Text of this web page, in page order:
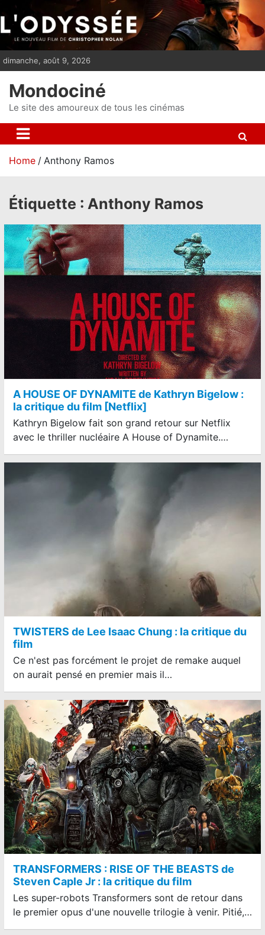
i
p
t
n
t
dimanche, août 9, 2026
Mondociné
Le site des amoureux de tous les cinémas
Home Anthony Ramos
Étiquette : Anthony Ramos
A HOUSE OF DYNAMITE de Kathryn Bigelow :
la critique du film [Netflix]
Kathryn Bigelow fait son grand retour sur Netflix
avec le thriller nucléaire A House of Dynamite.…
TWISTERS de Lee Isaac Chung : la critique du
film
Ce n'est pas forcément le projet de remake auquel
on aurait pensé en premier mais il…
TRANSFORMERS : RISE OF THE BEASTS de
Steven Caple Jr : la critique du film
Les super-robots Transformers sont de retour dans
le premier opus d'une nouvelle trilogie à venir. Pitié,…